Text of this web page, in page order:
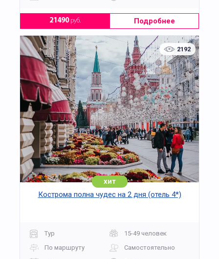
21490руб. Подробнее
2192
хит
Кострома полна чудес на 2 дня (отель 4*)
Тур
15-49 человек
По маршруту
Самостоятельно